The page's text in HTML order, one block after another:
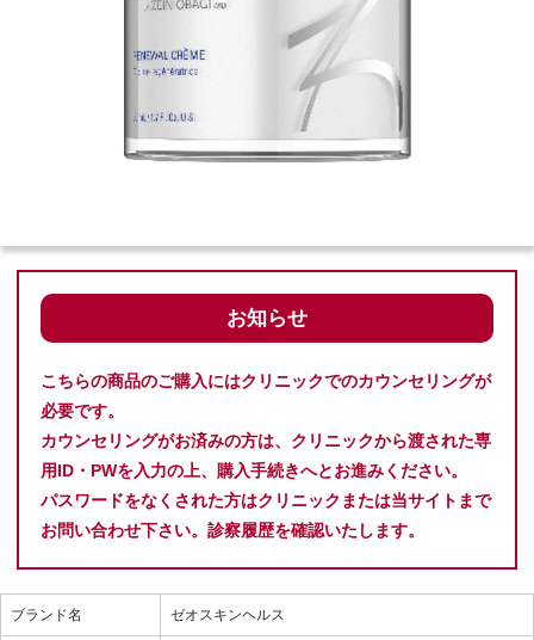
お知らせ
こちらの商品のご購入にはクリニックでのカウンセリングが
必要です。
カウンセリングがお済みの方は、クリニックから渡された専
用ID・PWを入力の上、購入手続きへとお進みください。
パスワードをなくされた方はクリニックまたは当サイトまで
お問い合わせ下さい。診察履歴を確認いたします。
ブランド名 ゼオスキンヘルス